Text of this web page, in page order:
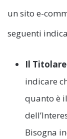
un sito e-
seguenti
Il
indicare
quanto è
Bisogna